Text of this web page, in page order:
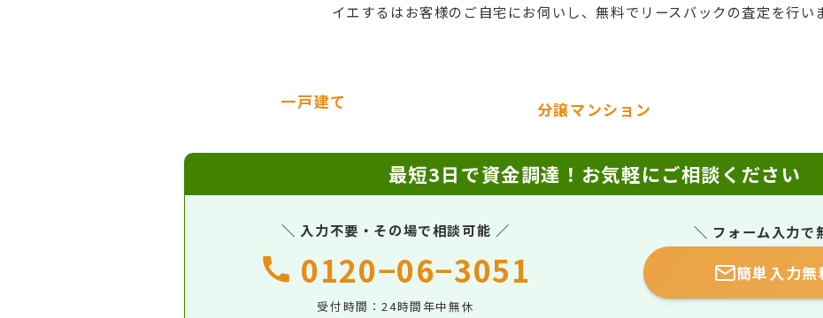
イエするはお客様のご自宅にお伺いし、無料でリースバックの査定を行い
一戸建て 分譲マンション
最短3日で資金調達！ お気軽にご相談ください
＼ 入力不要・その場で相談可能 ／
0120−06−3051
受付時間：24時間年中無休
＼ フォーム入力で
簡単入力